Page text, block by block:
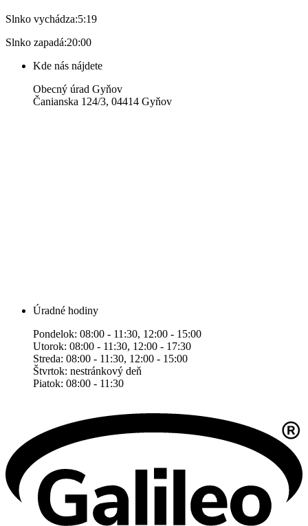
Slnko vychádza:5:19
Slnko zapadá:20:00
Kde nás nájdete
Obecný úrad Gyňov
Čanianska 124/3, 04414 Gyňov
Úradné hodiny
Pondelok: 08:00 - 11:30, 12:00 - 15:00
Utorok: 08:00 - 11:30, 12:00 - 17:30
Streda: 08:00 - 11:30, 12:00 - 15:00
Štvrtok: nestránkový deň
Piatok: 08:00 - 11:30